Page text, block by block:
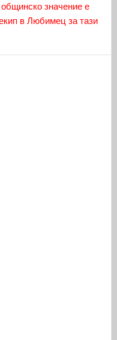
значение е
в Любимец за тази